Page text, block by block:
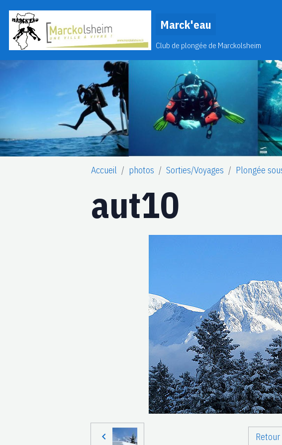
Marck'eau
Club de plongée de Marckolsheim
Accueil photos Sorties/Voyages Plongée
aut10
Retour